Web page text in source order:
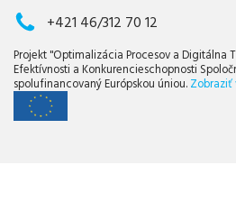
+421 46/312 70 12
Projekt "Optimalizácia Procesov a Digitálna
Efektívnosti a Konkurencieschopnosti
spolufinancovaný Európskou úniou. Zobraziť